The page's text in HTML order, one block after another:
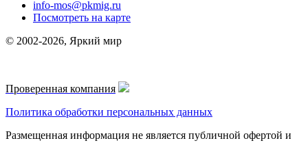
info-mos@pkmig.ru
Посмотреть на карте
© 2002-2026, Яркий мир
Проверенная компания
Политика обработки персональных данных
Размещенная информация не является публичной офертой и